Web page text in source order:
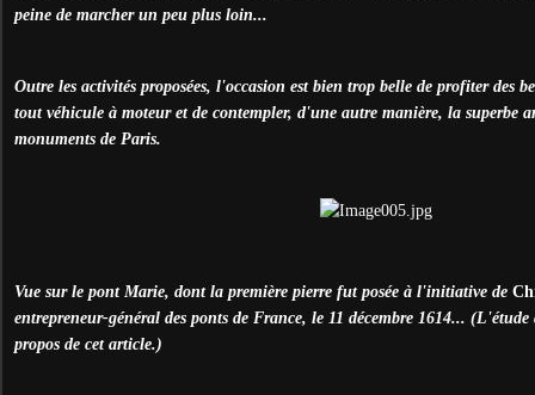
peine de marcher un peu plus loin...
Outre les activités proposées, l'occasion est bien trop belle de profiter des
tout véhicule à moteur et de contempler, d'une autre manière, la superbe
monuments de Paris.
Vue sur le pont Marie, dont la première pierre fut posée à l'initiative de
entrepreneur-général des ponts de France, le 11 décembre 1614... (L'étude
propos de cet article.)